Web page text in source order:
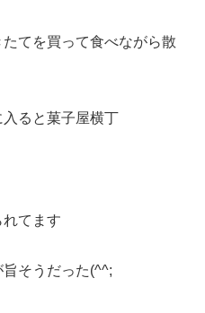
てを買って食べながら散
ると菓子屋横丁
てます
そうだった(^^;